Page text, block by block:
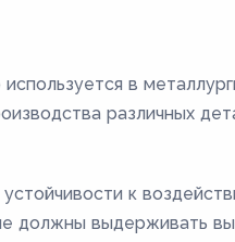
в
различных
к
должны выдерживать